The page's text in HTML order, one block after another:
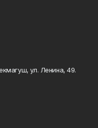
ул. Ленина, 49.